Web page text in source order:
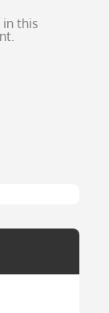
in this